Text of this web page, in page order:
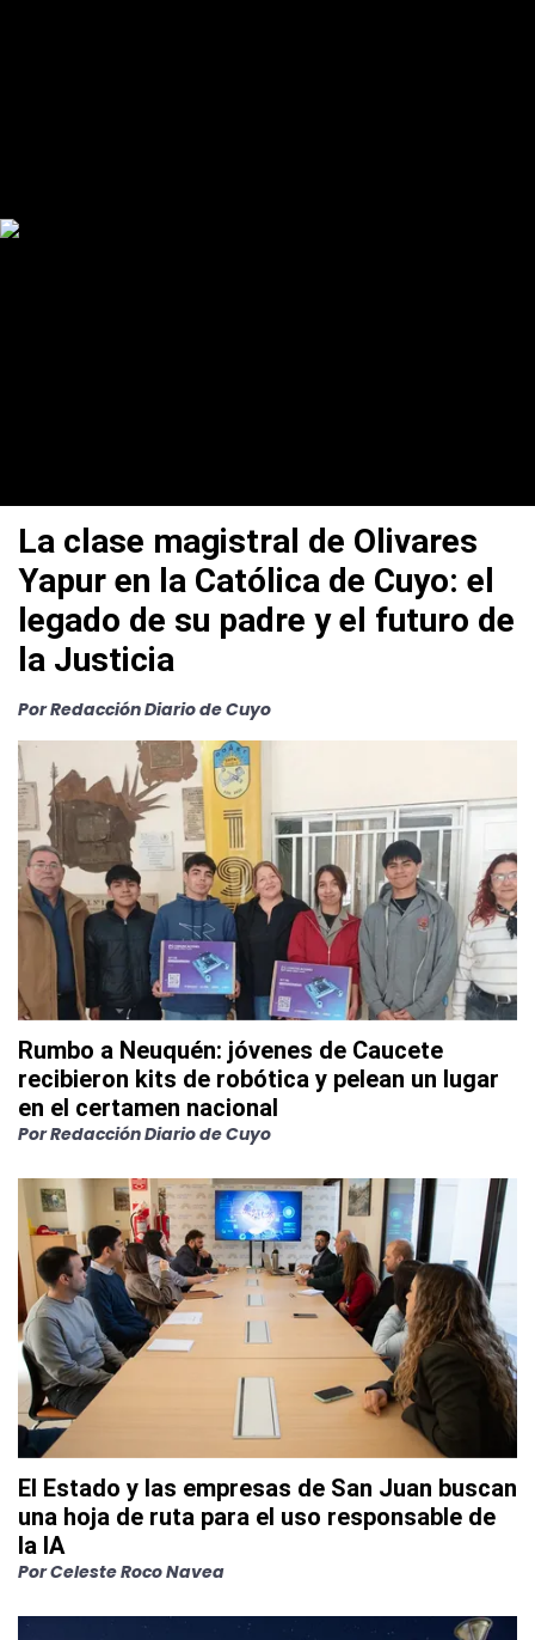
La clase magistral de Olivares
Yapur en la Católica de Cuyo: el
legado de su padre y el futuro de
la Justicia
Por Redacción Diario de Cuyo
Rumbo a Neuquén: jóvenes de Caucete
recibieron kits de robótica y pelean un lugar
en el certamen nacional
Por Redacción Diario de Cuyo
El Estado y las empresas de San Juan buscan
una hoja de ruta para el uso responsable de
la IA
Por Celeste Roco Navea